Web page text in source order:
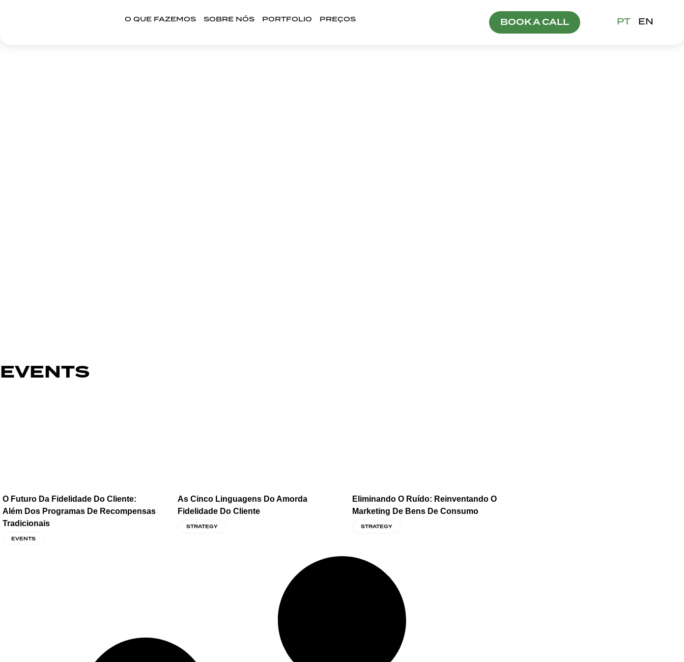
O QUE FAZEMOS SOBRE NÓS PORTFOLIO PREÇOS BOOK A CALL PT EN
EVENTS
O Futuro Da Fidelidade Do Cliente:
Além Dos Programas De Recompensas
Tradicionais
EVENTS
As Cinco Linguagens Do Amorda
Fidelidade Do Cliente
STRATEGY
Eliminando O Ruído: Reinventando O
Marketing De Bens De Consumo
STRATEGY